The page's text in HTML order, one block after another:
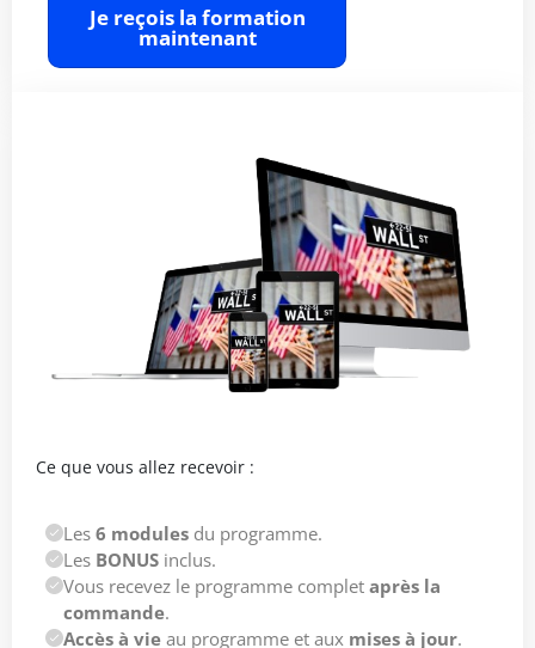
Je reçois la formation
maintenant
Ce que vous allez recevoir :
Les 6 modulesdu programme.
Les BONUSinclus.
Vous recevez le programme complet après la
commande.
Accès à vieau programme et aux mises à jour.